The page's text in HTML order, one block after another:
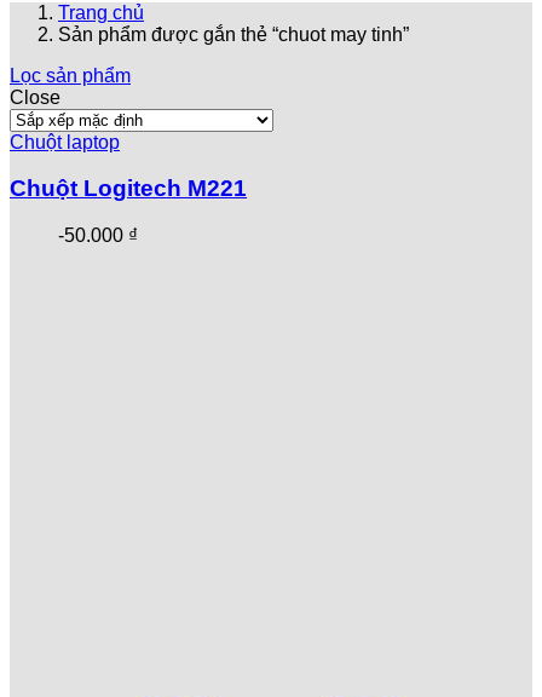
Trang chủ
Sản phẩm được gắn thẻ “chuot may tinh”
Lọc sản phẩm
Close
Chuột laptop
Chuột Logitech M221
-50.000 ₫